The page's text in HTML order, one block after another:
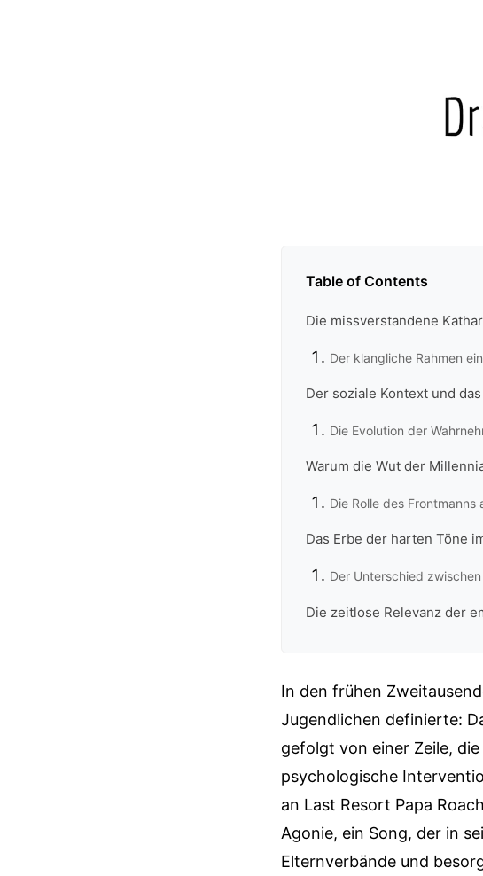
Table of Contents
Die missverstandene
Der klangliche Rahmen
Der soziale Kontext und
Die Evolution der
Warum die Wut der
Die Rolle des Frontmanns
Das Erbe der harten Töne
Der Unterschied
Die zeitlose Relevanz der
In den frühen
Jugendlichen definierte:
gefolgt von einer Zeile,
psychologische
an Last Resort Papa
Agonie, ein Song, der in
Elternverbände und